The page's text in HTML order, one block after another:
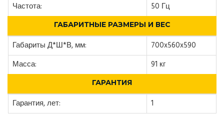
Частота:
50 Гц
ГАБАРИТНЫЕ РАЗМЕРЫ И ВЕС
Габариты Д*Ш*В, мм:
700x560x590
Масса:
91 кг
ГАРАНТИЯ
Гарантия, лет: 1